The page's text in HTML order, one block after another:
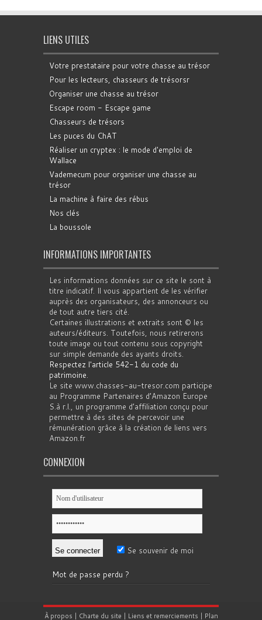
LIENS UTILES
Votre prestataire pour votre chasse au trésor
Pour les lecteurs, chasseurs de trésorsr
Organiser une chasse au trésor
Escape room - Escape game
Chasseurs de trésors
Les puces du ChAT
Réaliser un cryptex : le mode d'emploi de
Wallace
Vademecum pour organiser une chasse au
trésor
La machine à faire des rébus
Nos clés
La boussole
INFORMATIONS IMPORTANTES
Les informations données sur ce site le sont à
titre indicatif. Il vous appartient de les vérifier
auprès des organisateurs, des annonceurs ou
de tout autre tiers cité.
Certaines illustrations et extraits sont © les
auteurs/éditeurs. Toutefois, nous retirerons
toute image ou tout contenu sous copyright
sur simple demande des ayants droits.
Respectez l'article 542-1 du code du
patrimoine.
Le site www.chasses-au-tresor.com participe
au Programme Partenaires d’Amazon Europe
S.à r.l., un programme d’affiliation conçu pour
permettre à des sites de percevoir une
rémunération grâce à la création de liens vers
Amazon.fr
CONNEXION
Se souvenir de moi
Mot de passe perdu ?
À propos | Charte du site | Liens et remerciements | Plan